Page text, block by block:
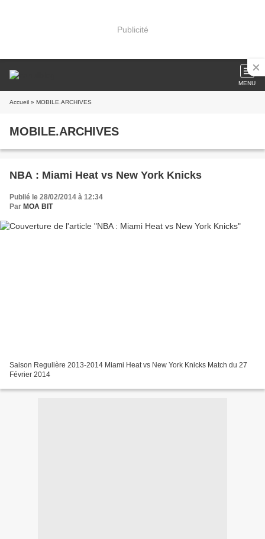
Publicité
MENU
Accueil » MOBILE.ARCHIVES
MOBILE.ARCHIVES
NBA : Miami Heat vs New York Knicks
Publié le 28/02/2014 à 12:34
Par MOA BIT
Saison Regulière 2013-2014 Miami Heat vs New York Knicks Match du 27
Février 2014